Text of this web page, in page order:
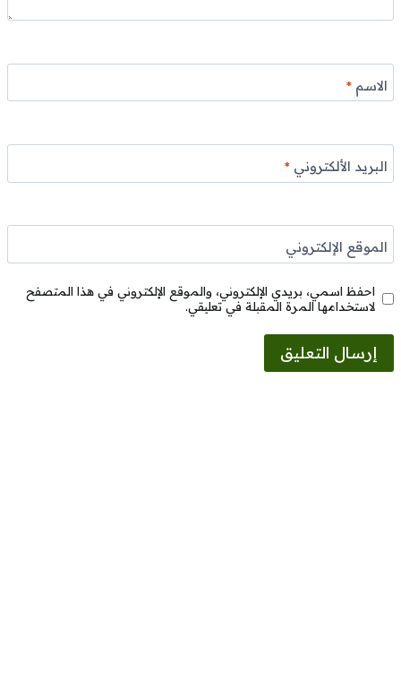
الاسم*
البريد الألكتروني*
الموقع الإلكتروني
احفظ اسمي، بريدي الإلكتروني، والموقع الإلكتروني في هذا المتصفح
لاستخدامها المرة المقبلة في تعليقي.